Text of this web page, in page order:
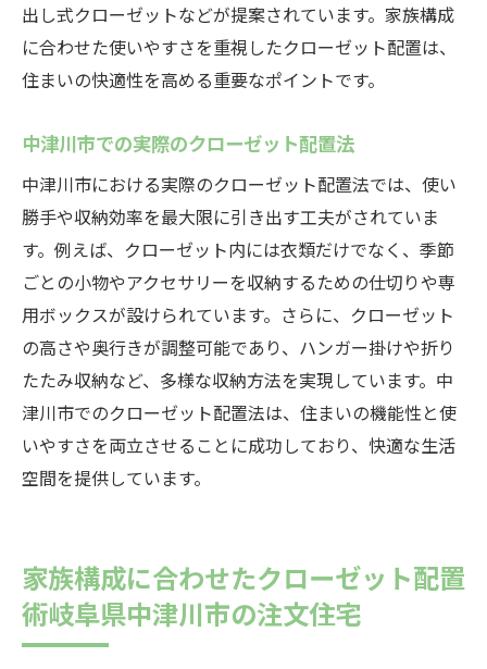
出し式クローゼットなどが提案されています。家族構成
に合わせた使いやすさを重視したクローゼット配置は、
住まいの快適性を高める重要なポイントです。
中津川市での実際のクローゼット配置法
中津川市における実際のクローゼット配置法では、使い
勝手や収納効率を最大限に引き出す工夫がされていま
す。例えば、クローゼット内には衣類だけでなく、季節
ごとの小物やアクセサリーを収納するための仕切りや専
用ボックスが設けられています。さらに、クローゼット
の高さや奥行きが調整可能であり、ハンガー掛けや折り
たたみ収納など、多様な収納方法を実現しています。中
津川市でのクローゼット配置法は、住まいの機能性と使
いやすさを両立させることに成功しており、快適な生活
空間を提供しています。
家族構成に合わせたクローゼット配置
術岐阜県中津川市の注文住宅